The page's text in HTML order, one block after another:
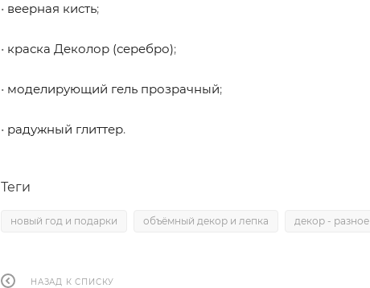
• веерная кисть;
• краска Деколор (серебро);
• моделирующий гель прозрачный;
• радужный глиттер.
Теги
новый год и подарки объёмный декор и лепка декор - разное
НАЗАД К СПИСКУ